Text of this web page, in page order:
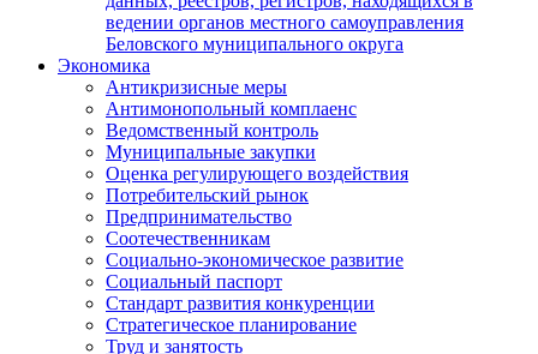
ведении органов местного самоуправления
Беловского муниципального округа
Экономика
Антикризисные меры
Антимонопольный комплаенс
Ведомственный контроль
Муниципальные закупки
Оценка регулирующего воздействия
Потребительский рынок
Предпринимательство
Соотечественникам
Социально-экономическое развитие
Социальный паспорт
Стандарт развития конкуренции
Стратегическое планирование
Труд и занятость